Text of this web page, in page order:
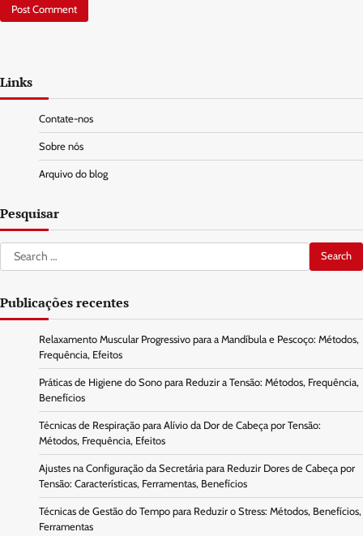
Links
Contate-nos
Sobre nós
Arquivo do blog
Pesquisar
Search
for:
Publicações recentes
Relaxamento Muscular Progressivo para a Mandíbula e Pescoço: Métodos,
Frequência, Efeitos
Práticas de Higiene do Sono para Reduzir a Tensão: Métodos, Frequência,
Benefícios
Técnicas de Respiração para Alívio da Dor de Cabeça por Tensão:
Métodos, Frequência, Efeitos
Ajustes na Configuração da Secretária para Reduzir Dores de Cabeça por
Tensão: Características, Ferramentas, Benefícios
Técnicas de Gestão do Tempo para Reduzir o Stress: Métodos, Benefícios,
Ferramentas